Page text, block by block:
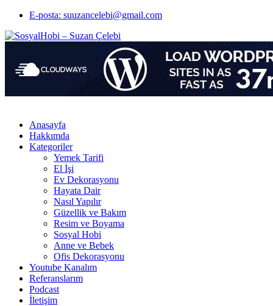
E-posta: suuzancelebi@gmail.com
Anasayfa
Hakkımda
Kategoriler
Yemek Tarifi
El İşi
Ev Dekorasyonu
Hayata Dair
Nasıl Yapılır
Güzellik ve Bakım
Resim ve Boyama
Sosyal Hobi
Anne ve Bebek
Ofis Dekorasyonu
Youtube Kanalım
Referanslarım
Podcast
İletişim